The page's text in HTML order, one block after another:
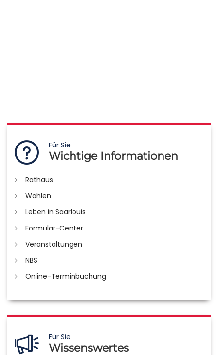
Für Sie
Wichtige Informationen
Rathaus
Wahlen
Leben in Saarlouis
Formular-Center
Veranstaltungen
NBS
Online-Terminbuchung
Für Sie
Wissenswertes